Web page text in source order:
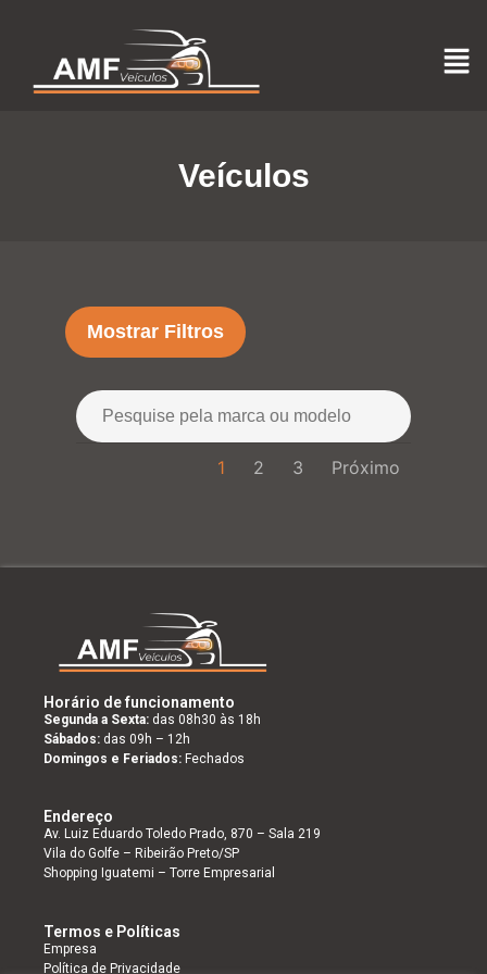
Veículos
Mostrar Filtros
1 2 3 Próximo
Horário de funcionamento
Segunda a Sexta: das 08h30 às 18h
Sábados: das 09h – 12h
Domingos e Feriados: Fechados
Endereço
Av. Luiz Eduardo Toledo Prado, 870 – Sala 219
Vila do Golfe – Ribeirão Preto/SP
Shopping Iguatemi – Torre Empresarial
Termos e Políticas
Empresa
Política de Privacidade